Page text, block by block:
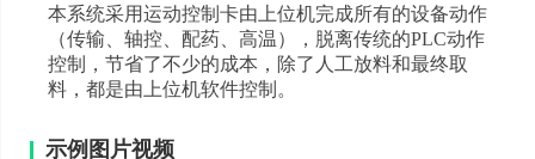
本系统采用运动控制卡由上位机完成所有的设备动作
（传输、轴控、配药、高温），脱离传统的PLC动作
控制，节省了不少的成本，除了人工放料和最终取
料，都是由上位机软件控制。
示例图片视频